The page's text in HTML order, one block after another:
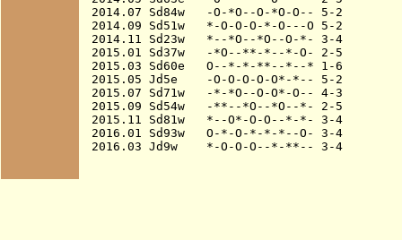
2014.07 Sd84w   -O-*O--O-*O-O-- 5-2
2014.09 Sd51w   *-O-O-O-*-O---O 5-2
2014.11 Sd23w   *--*O--*O--O-*- 3-4
2015.01 Sd37w   -*O--**-*--*-O- 2-5
2015.03 Sd60e   O--*-*-**--*--* 1-6
2015.05 Jd5e    -O-O-O-O-O*-*-- 5-2
2015.07 Sd71w   -*-*O--O-O*-O-- 4-3
2015.09 Sd54w   -**--*O--*O--*- 2-5
2015.11 Sd81w   *--O*-O-O--*-*- 3-4
2016.01 Sd93w   O-*-O-*-*-*--O- 3-4
2016.03 Jd9w    *-O-O-O--*-**-- 3-4